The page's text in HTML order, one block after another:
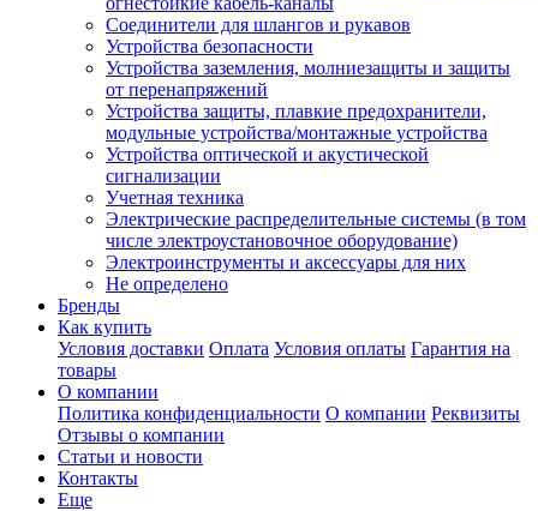
Соединители для шлангов и рукавов
Устройства безопасности
Устройства заземления, молниезащиты и защиты
от перенапряжений
Устройства защиты, плавкие предохранители,
модульные устройства/монтажные устройства
Устройства оптической и акустической
сигнализации
Учетная техника
Электрические распределительные системы (в том
числе электроустановочное оборудование)
Электроинструменты и аксессуары для них
Не определено
Бренды
Как купить
Условия доставки Оплата Условия оплаты Гарантия на
товары
О компании
Политика конфиденциальности О компании Реквизиты
Отзывы о компании
Статьи и новости
Контакты
Еще